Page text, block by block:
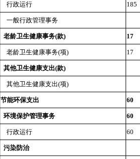
行政运行 185
一般行政管理事务
老龄卫生健康事务(款) 17
老龄卫生健康事务(项) 17
其他卫生健康支出(款)
其他卫生健康支出(项)
节能环保支出 60
环境保护管理事务 60
行政运行 60
污染防治